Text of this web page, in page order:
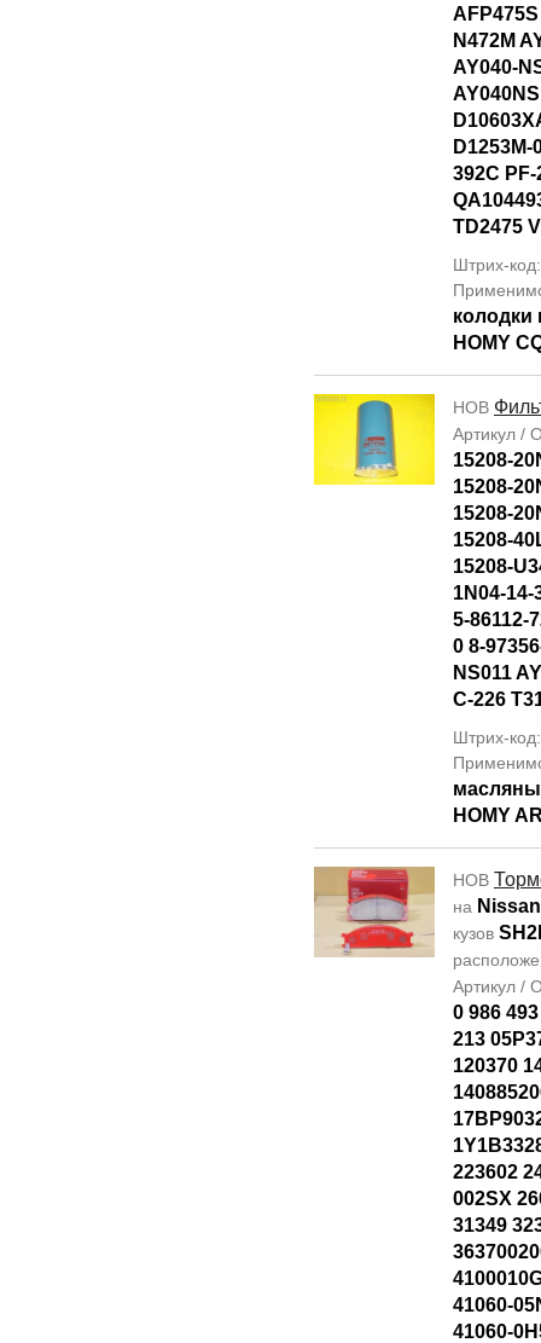
N472M
AY040-
D1253M-
392C
TD2475
Штрих-
колодки
HOMY
НОВ
Артикул /
15208-
15208-
15208-
15208-
15208-
1N04-14-
5-86112-
0 8-
NS011
C-226
Штрих-
HOMY
НОВ
на
кузов
Артикул /
0 986
213
120370
223602
002SX
31349
41060-
41060-